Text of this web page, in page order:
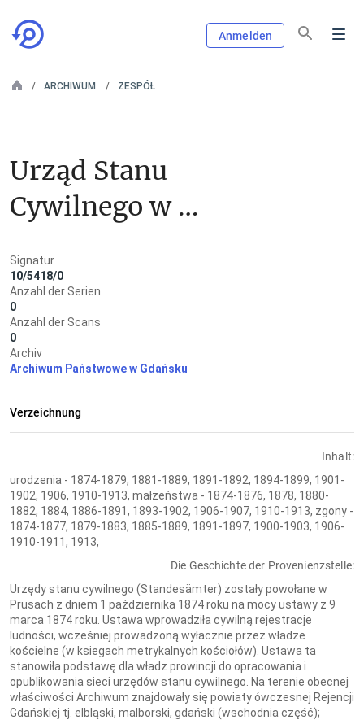
Anmelden
ARCHIWUM ZESPÓŁ
Urząd Stanu
Cywilnego w
Signatur
10/5418/0
Anzahl der Serien
0
Anzahl der Scans
0
Archiv
Archiwum Państwowe w Gdańsku
Verzeichnung
Inhalt:
urodzenia - 1874-1879, 1881-1889, 1891-1892, 1894-1899, 1901-
1902, 1906, 1910-1913, małżeństwa - 1874-1876, 1878, 1880-
1882, 1884, 1886-1891, 1893-1902, 1906-1907, 1910-1913, zgony -
1874-1877, 1879-1883, 1885-1889, 1891-1897, 1900-1903, 1906-
1910-1911, 1913,
Die Geschichte der Provenienzstelle:
Urzędy stanu cywilnego (Standesämter) zostały powołane w
Prusach z dniem 1 października 1874 roku na mocy ustawy z 9
marca 1874 roku. Ustawa wprowadziła cywilną rejestracje
ludności, wcześniej prowadzoną wyłacznie przez władze
kościelne (w ksiegach metrykalnych kościołów). Ustawa ta
stanowiła podstawę dla władz prowincji do opracowania i
opublikowania sieci urzędów stanu cywilnego. Na terenie obecnej
właściwości Archiwum znajdowały się powiaty ówczesnej Rejencji
Gdańskiej tj. elbląski, malborski, gdański (wschodnia część);